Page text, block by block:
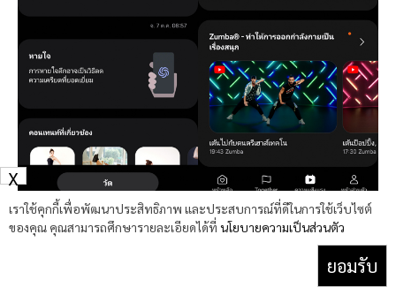
และหากต้องการจะควบคุมดูแลสุขภาพก็จะต้องมีการใช้แอปฯ
Samsung Health ร่วมด้วย ซึ่งตัวแอปฯ นี้จะมีการบันทึกค่าต่าง ๆ
ที่ตรวจวัดผ่าน Galaxy Watch เอาไว้ทั้งหมด และหากใครที่ไม่รู้
เราใช้คุกกี้เพื่อพัฒนาประสิทธิภาพ และประสบการณ์ที่ดีในการใช้เว็บไซต์
ของคุณ คุณสามารถศึกษารายละเอียดได้ที่ นโยบายความเป็นส่วนตัว
ยอมรับ
X